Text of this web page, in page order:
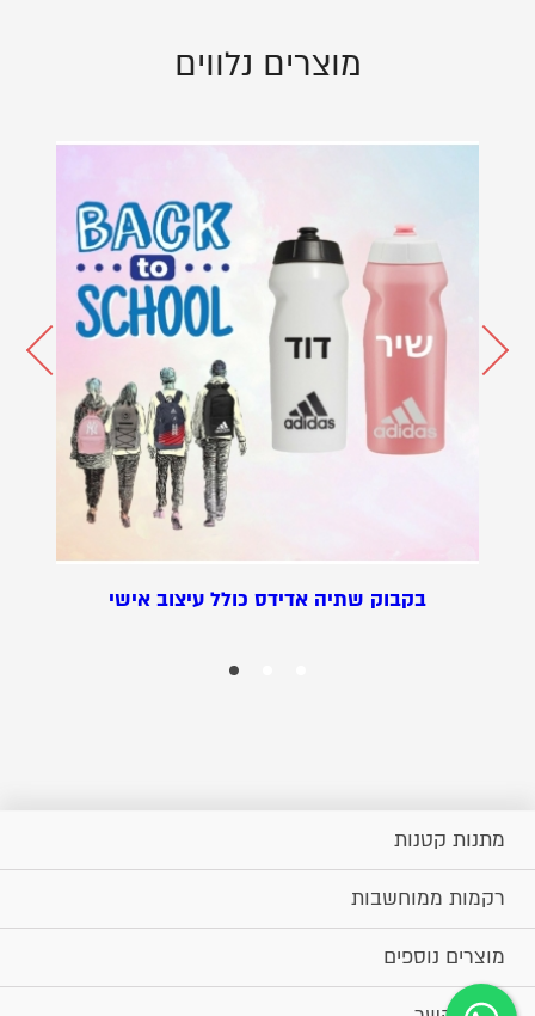
מוצרים נלווים
בקבוק שתיה אדידס כולל עיצוב אישי
מתנות קטנות
רקמות ממוחשבות
מוצרים נוספים